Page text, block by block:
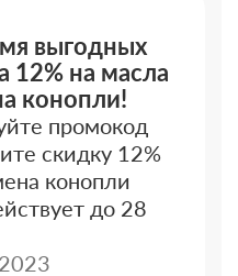
выгодных
12% на масла
конопли!
промокод
скидку 12%
конопли
до 28